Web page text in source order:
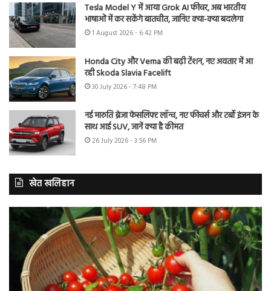
Tesla Model Y में आया Grok AI फीचर, अब भारतीय
भाषाओं में कर सकेंगे बातचीत, जानिए क्या-क्या बदलेगा
1 August 2026 - 6:42 PM
Honda City और Verna की बढ़ी टेंशन, नए अवतार में आ
रही Skoda Slavia Facelift
30 July 2026 - 7:48 PM
नई मारुति ब्रेजा फेसलिफ्ट लॉन्च, नए फीचर्स और टर्बो इंजन के
साथ आई SUV, जानें क्या है कीमत
26 July 2026 - 3:56 PM
खेत खलिहान